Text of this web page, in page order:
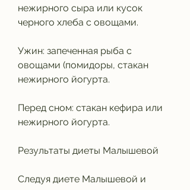
нежирного сыра или кусок
черного хлеба с овощами.
Ужин: запеченная рыба с
овощами (помидоры, стакан
нежирного йогурта.
Перед сном: стакан кефира или
нежирного йогурта.
Результаты диеты Малышевой
Следуя диете Малышевой и